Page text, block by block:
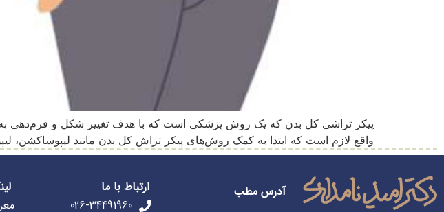
پیکر تراشی کل بدن که یک روش پزشکی است که با هدف تغییر شکل و فرم‌دهی به
واقع لازم است که ابتدا به کمک روش‌های پیکر تراش کل بدن مانند لیپوساکشن،
آدرس مطب
ارتباط با ما
026-34491960